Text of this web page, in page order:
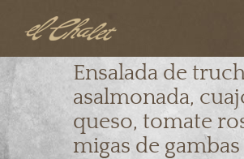
Ensalada de
asalmonada,
queso, tomate
migas de gambas